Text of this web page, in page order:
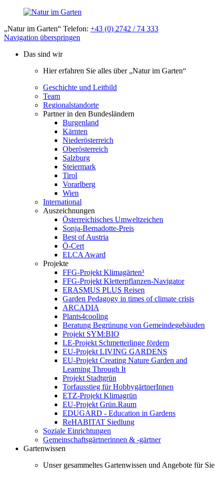
„Natur im Garten“ Telefon: +43 (0) 2742 / 74 333
Navigation überspringen
Das sind wir
Hier erfahren Sie alles über „Natur im Garten“
Geschichte und Leitbild
Team
Regionalstandorte
Partner in den Bundesländern
Burgenland
Kärnten
Niederösterreich
Oberösterreich
Salzburg
Steiermark
Tirol
Vorarlberg
Wien
International
Auszeichnungen
Österreichisches Umweltzeichen
Sonja-Bernadotte-Preis
Best of Austria
Ö-Cert
ELCA Award
Projekte
FFG-Projekt Klimagärten³
FFG-Projekt Kletterpflanzen-Navigator
ERASMUS PLUS Reisen
Garden Pedagogy in times of climate crisis
ARCADIA
Plants4cooling
Beratung Begrünung von Gemeindegebäuden
Projekt SYM:BIO
LE-Projekt Schmetterlinge fördern
EU-Projekt LIVING GARDENS
EU-Projekt Creating Nature Garden and
Learning Through It
Projekt Stadtgrün
Torfausstieg für HobbygärtnerInnen
ETZ-Projekt Klimagrün
EU-Projekt Grün.Raum
EDUGARD - Education in Gardens
ReHABITAT Siedlung
Soziale Einrichtungen
Gemeinschaftsgärtnerinnen & -gärtner
Gartenwissen
Unser gesammeltes Gartenwissen und Angebote für Sie